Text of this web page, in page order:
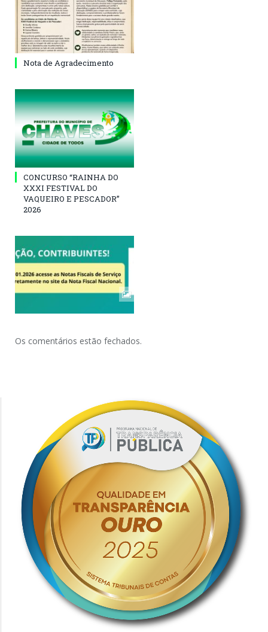
Nota de Agradecimento
CONCURSO “RAINHA DO
XXXI FESTIVAL DO
VAQUEIRO E PESCADOR”
2026
Os comentários estão fechados.